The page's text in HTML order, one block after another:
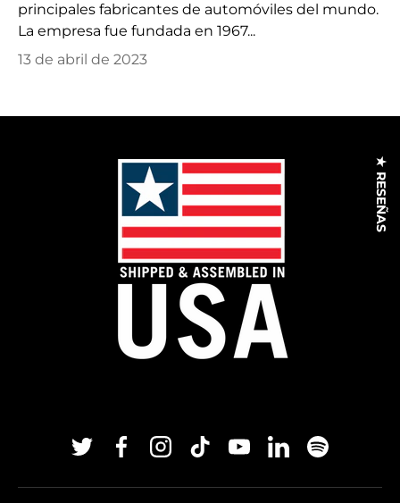
principales fabricantes de automóviles del mundo.
La empresa fue fundada en 1967...
13 de abril de 2023
TwitterFacebookInstagram
TikTokYouTubeLinkedinSpotify
★ RESEÑAS